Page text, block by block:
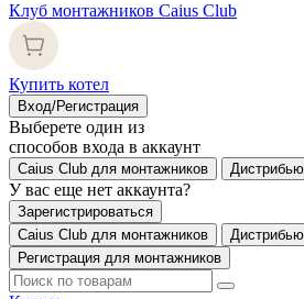
Клуб монтажников Caius Club
Купить котел
Вход/Регистрация
Выберете один из
способов входа в аккаунт
Caius Club для монтажников
У вас еще нет аккаунта?
Зарегистрироваться
Caius Club для монтажников
Регистрация для монтажников